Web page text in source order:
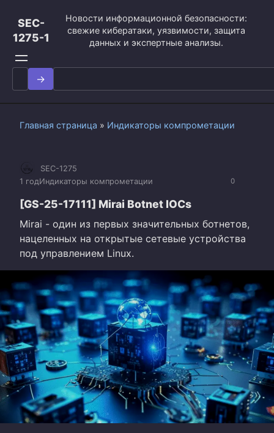
контенту
SEC-
1275-1
Новости информационной безопасности:
свежие кибератаки, уязвимости, защита
данных и экспертные анализы.
Search
for:
Главная страница » Индикаторы компрометации
0
SEC-1275
1 годИндикаторы компрометации
[GS-25-17111] Mirai Botnet IOCs
Mirai - один из первых значительных ботнетов,
нацеленных на открытые сетевые устройства
под управлением Linux.